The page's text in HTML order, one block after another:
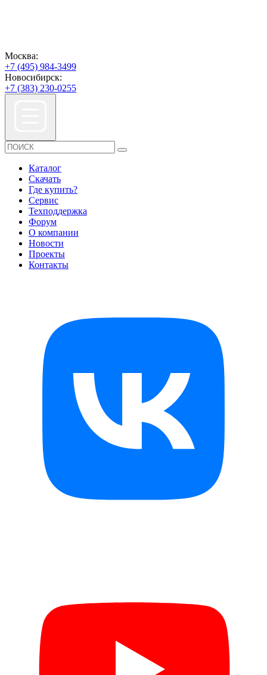
Москва:
+7 (495) 984-3499
Новосибирск:
+7 (383) 230-0255
Каталог
Скачать
Где купить?
Сервис
Техподдержка
Форум
О компании
Новости
Проекты
Контакты